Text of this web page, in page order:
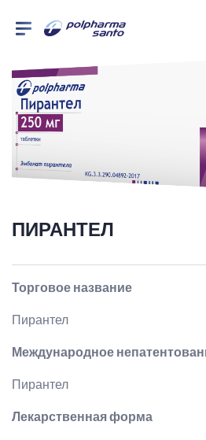
ПИРАНТЕЛ
Торговое название
Пирантел
Международное
Пирантел
Лекарственная форма